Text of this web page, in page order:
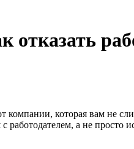
компании, которая вам не
а не просто